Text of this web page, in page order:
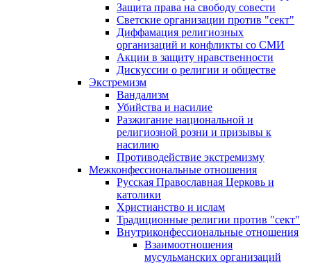
Защита права на свободу совести
Светские организации против "сект"
Диффамация религиозных
организаций и конфликты со СМИ
Акции в защиту нравственности
Дискуссии о религии и обществе
Экстремизм
Вандализм
Убийства и насилие
Разжигание национальной и
религиозной розни и призывы к
насилию
Противодействие экстремизму
Межконфессиональные отношения
Русская Православная Церковь и
католики
Христианство и ислам
Традиционные религии против "сект"
Внутриконфессиональные отношения
Взаимоотношения
мусульманских организаций